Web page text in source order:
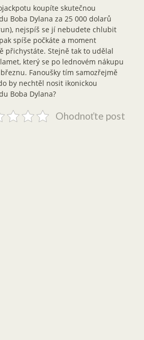
koupíte skutečnou
Boba Dylana za 25 000 dolarů
nejspíš se jí nebudete chlubit
spíše počkáte a moment
přichystáte. Stejně tak to udělal
který se po lednovém nákupu
Fanoušky tím samozřejmě
by nechtěl nosit ikonickou
Boba Dylana?
Ohodnoťte post